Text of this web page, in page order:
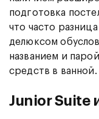
подготовка
что часто
делюксом
названием и
средств в ванной.
Junior Suite